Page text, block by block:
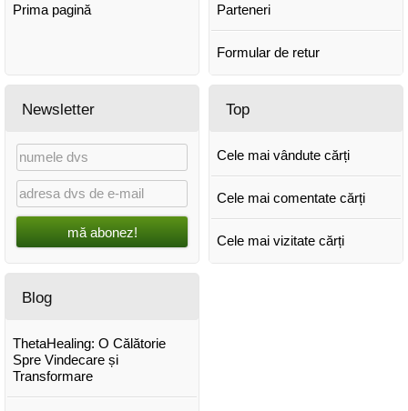
Prima pagină Parteneri
Formular de retur
Newsletter
mă abonez!
Top
Cele mai vândute cărți
Cele mai comentate cărți
Cele mai vizitate cărți
Blog
ThetaHealing: O Călătorie
Spre Vindecare și
Transformare